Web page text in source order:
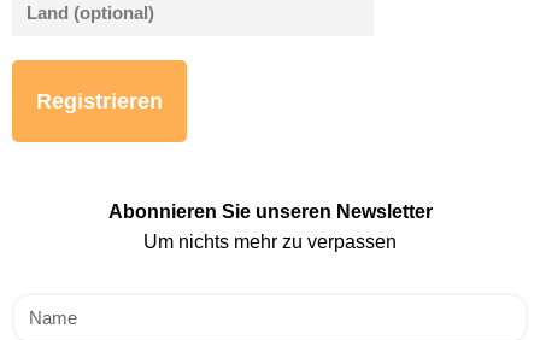
Abonnieren Sie unseren Newsletter
Um nichts mehr zu verpassen